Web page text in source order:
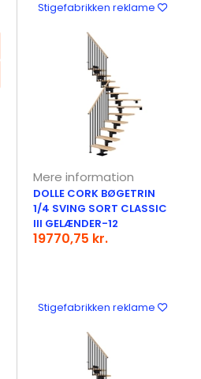
Stigefabrikken reklame
Mere information
DOLLE CORK BØGETRIN
1/4 SVING SORT CLASSIC
III GELÆNDER-12
19770,75 kr.
Stigefabrikken reklame